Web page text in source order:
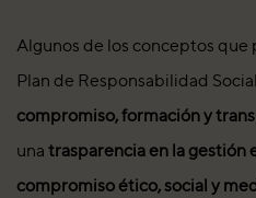
Algunos de los conceptos
Plan de Responsabilidad
compromiso, formación y
una trasparencia en la gestión
compromiso ético, social y